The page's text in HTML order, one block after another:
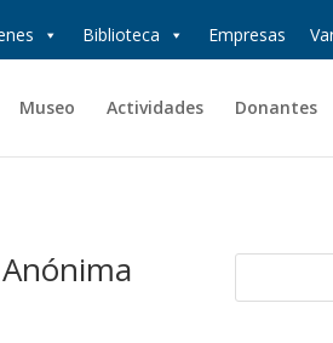
Biblioteca Empresas
Museo Actividades Donantes